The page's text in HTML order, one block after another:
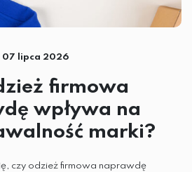
CZAPKI
07 lipca 2026
firmowa
wpływa na
marki?
czy odzież firmowa naprawdę